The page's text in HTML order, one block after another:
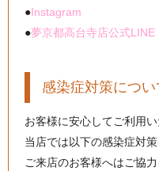
●Instagram
●夢京都高台寺店公式LINE
感染症対策につい
お客様に安心してご利用
当店では以下の感染症対
ご来店のお客様へはご協力